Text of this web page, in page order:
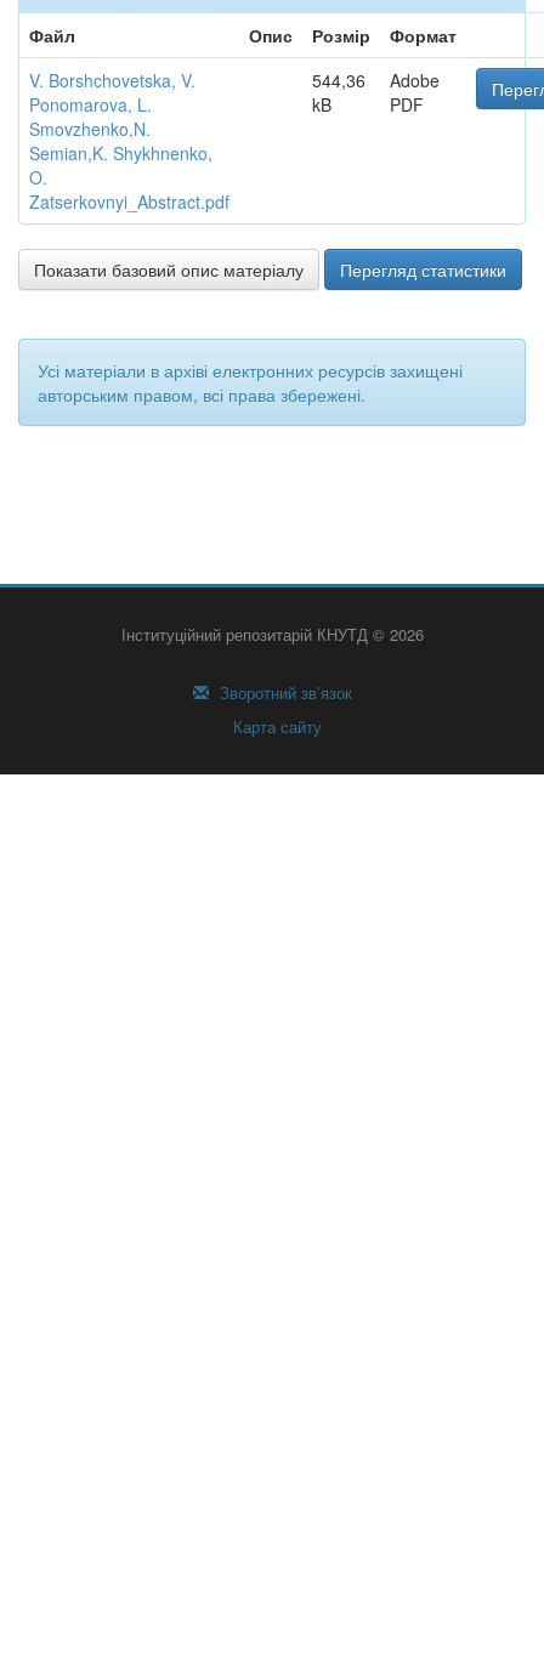
Файл
Опис Розмір
Формат
V. Borshchovetska, V.
Ponomarova, L.
Smovzhenko,N.
Semian,K. Shykhnenko,
O.
Zatserkovnyi_Abstract.pdf
544,36
kB
Adobe
PDF
Показати базовий опис матеріалу Перегляд статистики
Усі матеріали в архіві електронних ресурсів захищені
авторським правом, всі права збережені.
Інституційний репозитарій КНУТД © 2026
Зворотний зв’язок
Карта сайту